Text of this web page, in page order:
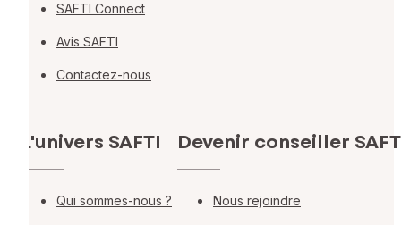
SAFTI Connect
Avis SAFTI
Contactez-nous
L'univers SAFTI
Qui sommes-nous ?
Devenir conseiller
Nous rejoindre